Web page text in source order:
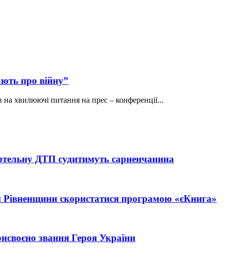
про війну”
хвилюючі питання на прес – конференції...
ДТП судитимуть сарненчанина
скористатися програмою «єКнига»
звання Героя України